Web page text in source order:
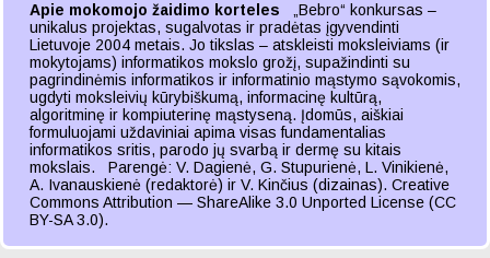
Apie mokomojo žaidimo korteles „Bebro“ konkursas –
unikalus projektas, sugalvotas ir pradėtas įgyvendinti
Lietuvoje 2004 metais. Jo tikslas – atskleisti moksleiviams (ir
mokytojams) informatikos mokslo grožį, supažindinti su
pagrindinėmis informatikos ir informatinio mąstymo sąvokomis,
ugdyti moksleivių kūrybiškumą, informacinę kultūrą,
algoritminę ir kompiuterinę mąstyseną. Įdomūs, aiškiai
formuluojami uždaviniai apima visas fundamentalias
informatikos sritis, parodo jų svarbą ir dermę su kitais
mokslais. Parengė: V. Dagienė, G. Stupurienė, L. Vinikienė,
A. Ivanauskienė (redaktorė) ir V. Kinčius (dizainas). Creative
Commons Attribution — ShareAlike 3.0 Unported License (CC
BY-SA 3.0).